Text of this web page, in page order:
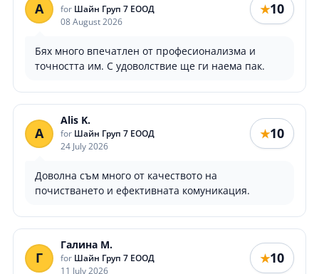
A for Шайн Груп 7 ЕООД
08 August 2026
★10
Бях много впечатлен от професионализма и
точността им. С удоволствие ще ги наема пак.
A
Alis K.
for Шайн Груп 7 ЕООД
24 July 2026
★10
Доволна съм много от качеството на
почистването и ефективната комуникация.
Г
Галина М.
for Шайн Груп 7 ЕООД
11 July 2026
★10